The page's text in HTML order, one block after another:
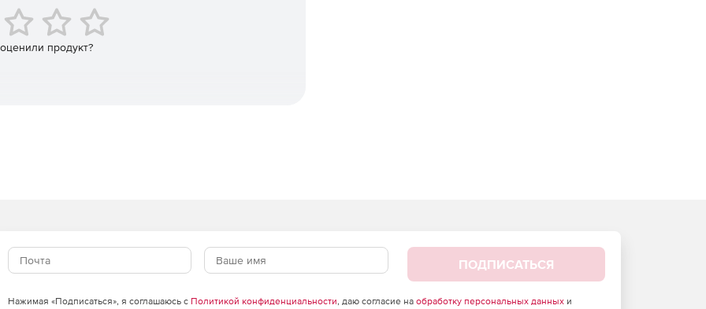
и отраслевые нормативы, разработанные и
по труду. Информация для нормирования
продукт?
ПОДПИСАТЬСЯ
Нажимая «Подписаться», я соглашаюсь с Политикой конфиденциальности, даю согласие на обработку персональных данныхи